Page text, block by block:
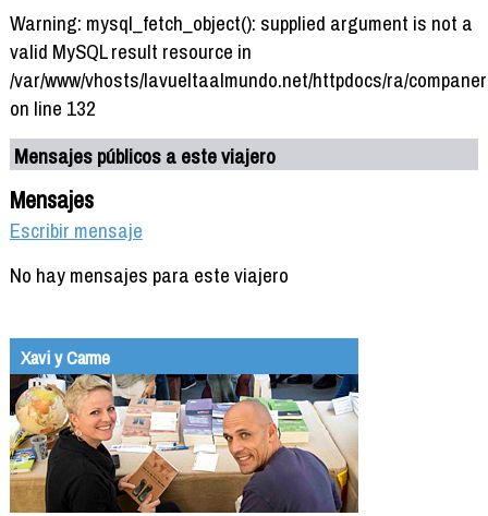
Warning: mysql_fetch_object(): supplied argument is not a
valid MySQL result resource in
/var/www/vhosts/lavueltaalmundo.net/httpdocs/ra/
on line 132
Mensajes públicos a este viajero
Mensajes
Escribir mensaje
No hay mensajes para este viajero
Xavi y Carme